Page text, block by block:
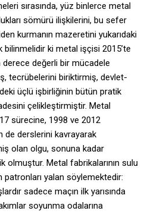
sırasında, yüz binlerce metal
sömürü ilişkilerini, bu sefer
kurmanın mazeretini yukarıdaki
ki metal işçisi 2015’te
değerli bir mücadele
tecrübelerini biriktirmiş, devlet-
üçlü işbirliğinin bütün pratik
çelikleştirmiştir. Metal
sürecine, 1998 ve 2012
de derslerini kavrayarak
olan olgu, sonuna kadar
olmuştur. Metal fabrikalarının sulu
yalan söylemektedir:
sadece maçın ilk yarısında
soyunma odalarına